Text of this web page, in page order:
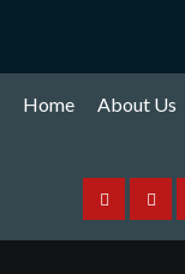
Home About Us
Home